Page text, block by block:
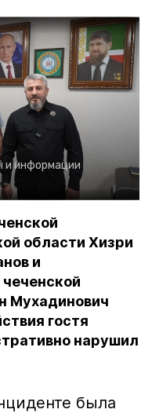
и информации
области Хизри
и
Мухадинович
гостя
нарушил
была